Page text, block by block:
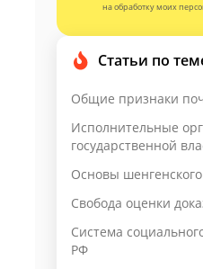
на обработку моих
Статьи по
Общие признаки
Исполнительные
государственной
Основы
Свобода оценки
Система
РФ